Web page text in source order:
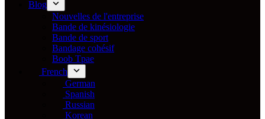
Blog
Nouvelles de l'entreprise
Bande de kinésiologie
Bande de sport
Bandage cohésif
Boob Tpae
French
German
Spanish
Russian
Korean